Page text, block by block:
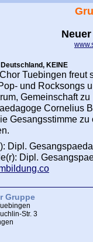
KEINE
Tuebingen freut
und Rocksongs
Gemeinschaft
Cornelius
Gesangsstimme
Dipl.
Dipl.
Gruppe
Str. 3